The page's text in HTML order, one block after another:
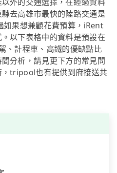
外的交通選擇，在經過資料
去高雄市最快的陸路交通是
如果想兼顧花費預算，iRent
以下表格中的資料是預設在
、計程車、高鐵的優缺點比
分析，請見更下方的常見問
tripool也有提供到府接送共